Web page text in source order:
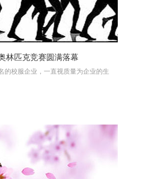
林匹克竞赛圆满落幕
校服企业，一直视质量为企业的生